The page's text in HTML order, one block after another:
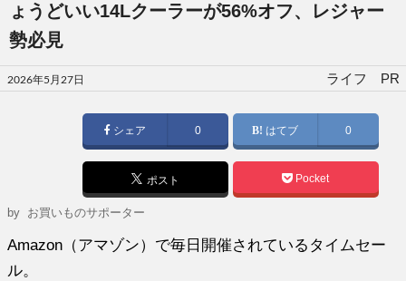
ょうどいい14Lクーラーが56%オフ、レジャー
勢必見
投
稿
2026年5月27日 ライフ PR
シェア 0 はてブ 0
ポスト Pocket
by お買いものサポーター
Amazon（アマゾン）で毎日開催されているタイムセー
ル。